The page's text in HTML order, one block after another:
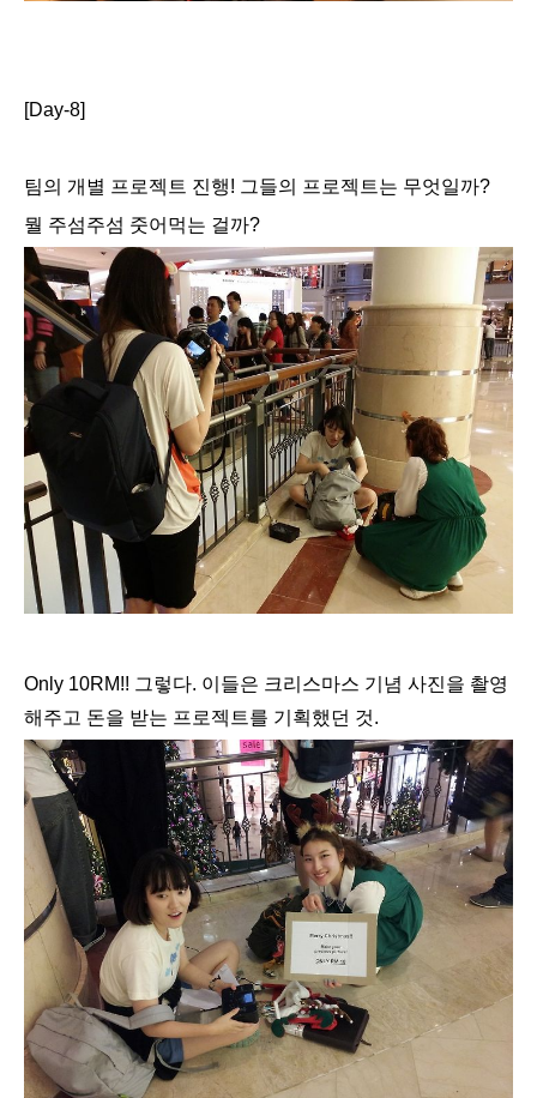
[Day-8]
팀의 개별 프로젝트 진행! 그들의 프로젝트는 무엇일까?
뭘 주섬주섬 줏어먹는 걸까?
Only 10RM!! 그렇다. 이들은 크리스마스 기념 사진을 촬영
해주고 돈을 받는 프로젝트를 기획했던 것.